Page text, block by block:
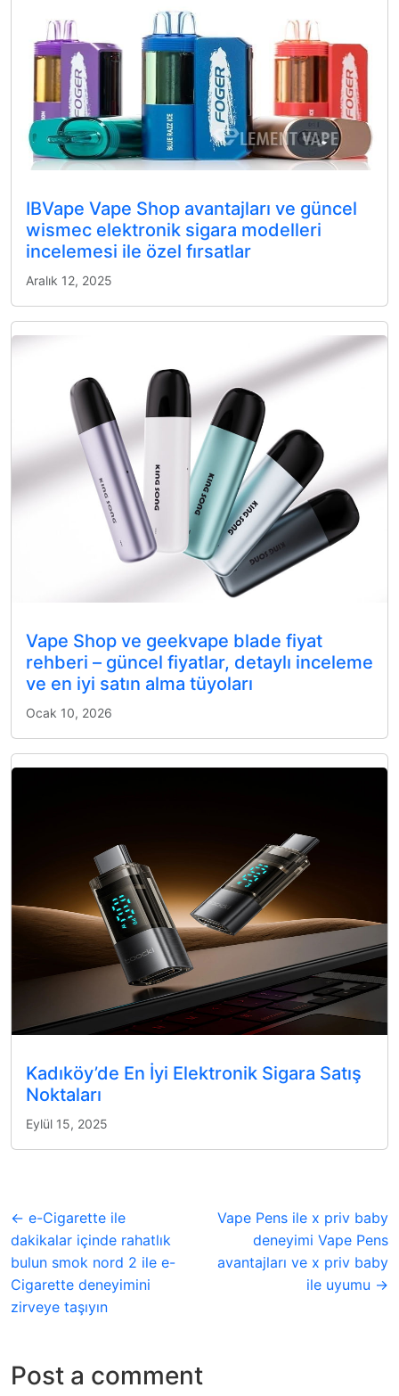
IBVape Vape Shop avantajları ve güncel
wismec elektronik sigara modelleri
incelemesi ile özel fırsatlar
Aralık 12, 2025
Vape Shop ve geekvape blade fiyat
rehberi – güncel fiyatlar, detaylı inceleme
ve en iyi satın alma tüyoları
Ocak 10, 2026
Kadıköy’de En İyi Elektronik Sigara Satış
Noktaları
Eylül 15, 2025
← e-Cigarette ile
dakikalar içinde rahatlık
bulun smok nord 2 ile e-
Cigarette deneyimini
zirveye taşıyın
Vape Pens ile x priv baby
deneyimi Vape Pens
avantajları ve x priv baby
ile uyumu →
Post a comment